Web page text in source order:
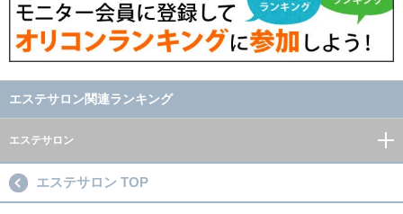
エステサロン関連ランキング
エステサロン
エステサロン TOP